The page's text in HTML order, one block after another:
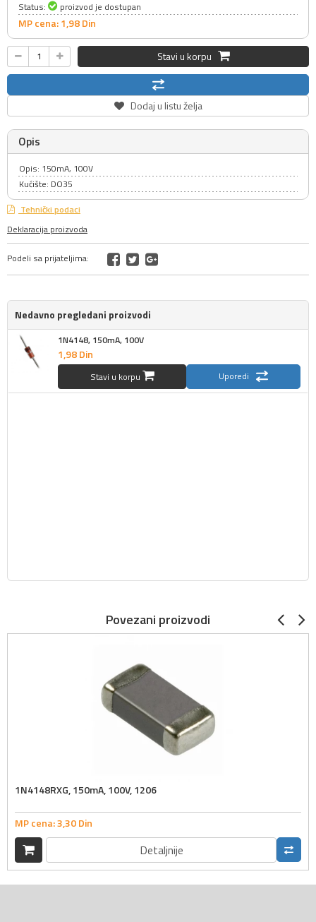
Status:
proizvod je dostupan
MP cena: 1,98Din
Stavi u korpu
Dodaj u listu želja
Opis
Opis: 150mA, 100V
Kućište: DO35
Tehnički podaci
Deklaracija proizvoda
Podeli sa prijateljima:
Nedavno pregledani proizvodi
1N4148, 150mA, 100V
1,98Din
Stavi u korpu Uporedi
Povezani proizvodi
1N4148RXG, 150mA, 100V, 1206
MP cena:3,30Din
Detaljnije